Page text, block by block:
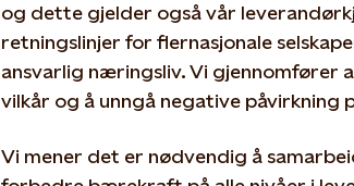
og dette gjelder også vår
retningslinjer for flernasjonale
ansvarlig næringsliv. Vi gjennomfører
vilkår og å unngå negative påvirkning
Vi mener det er nødvendig å